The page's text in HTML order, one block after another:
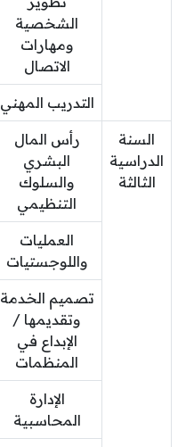
الشخصية
ومهارات
الاتصال
التدريب المهني
السنة
الدراسية
الثالثة
رأس المال
البشري
والسلوك
التنظيمي
العمليات
واللوجستيات
تصميم الخدمة
وتقديمها /
الإبداع في
المنظمات
الإدارة
المحاسبية